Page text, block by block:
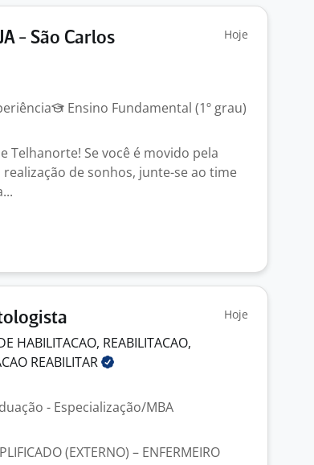
- São Carlos Hoje
Ensino Fundamental (1º grau)
Telhanorte! Se você é movido pela
de sonhos, junte-se ao time
Hoje
HABILITACAO, REABILITACAO,
REABILITAR
- Especialização/MBA
(EXTERNO) – ENFERMEIRO